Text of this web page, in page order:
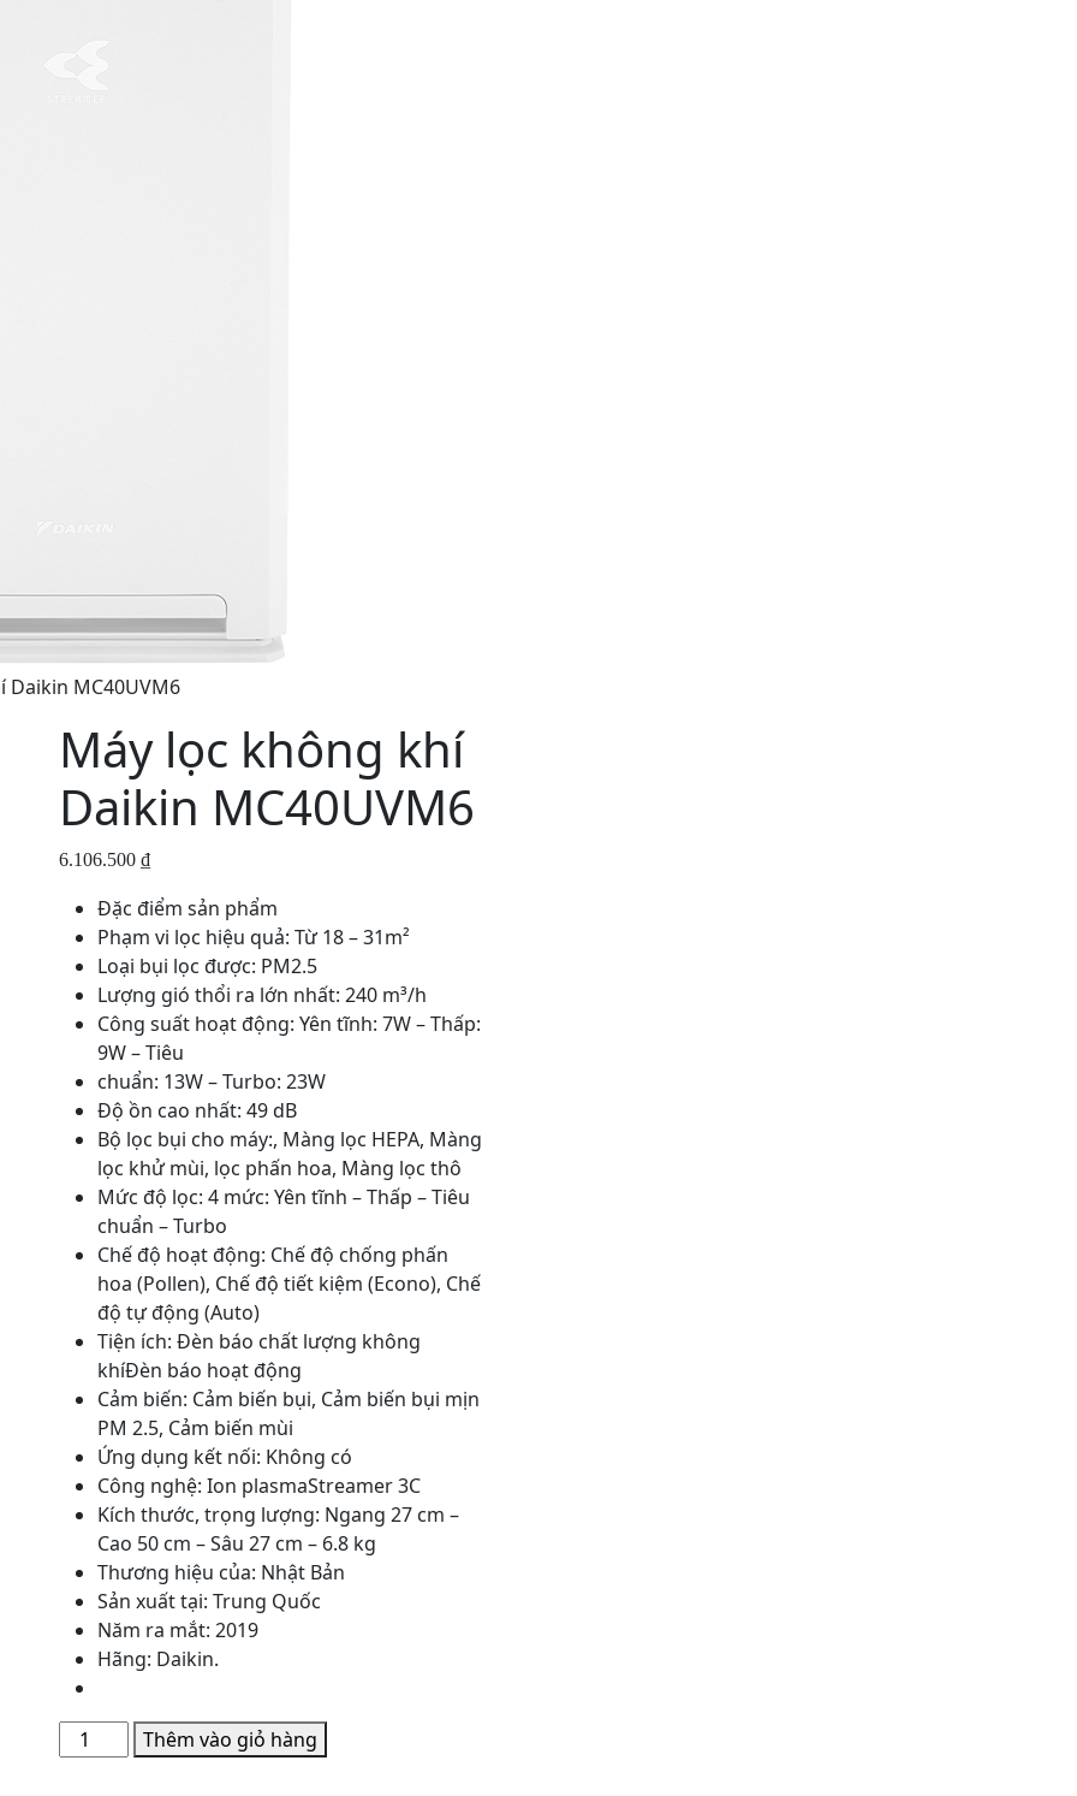
MC40UVM6
Máy lọc không khí
Daikin MC40UVM6
6.106.500 ₫
Đặc điểm sản phẩm
Phạm vi lọc hiệu quả: Từ 18 – 31m²
Loại bụi lọc được: PM2.5
Lượng gió thổi ra lớn nhất: 240 m³/h
Công suất hoạt động: Yên tĩnh: 7W – Thấp:
9W – Tiêu
chuẩn: 13W – Turbo: 23W
Độ ồn cao nhất: 49 dB
Bộ lọc bụi cho máy:, Màng lọc HEPA, Màng
lọc khử mùi, lọc phấn hoa, Màng lọc thô
Mức độ lọc: 4 mức: Yên tĩnh – Thấp – Tiêu
chuẩn – Turbo
Chế độ hoạt động: Chế độ chống phấn
hoa (Pollen), Chế độ tiết kiệm (Econo), Chế
độ tự động (Auto)
Tiện ích: Đèn báo chất lượng không
khíĐèn báo hoạt động
Cảm biến: Cảm biến bụi, Cảm biến bụi mịn
PM 2.5, Cảm biến mùi
Ứng dụng kết nối: Không có
Công nghệ: Ion plasmaStreamer 3C
Kích thước, trọng lượng: Ngang 27 cm –
Cao 50 cm – Sâu 27 cm – 6.8 kg
Thương hiệu của: Nhật Bản
Sản xuất tại: Trung Quốc
Năm ra mắt: 2019
Hãng: Daikin.
Máy
lọc
Thêm vào giỏ hàng